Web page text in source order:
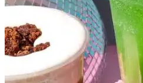
Atlético-MG